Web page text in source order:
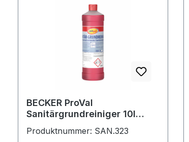
alle Objekte und Oberflächen in
mit frischem Duft
BECKER ProVal
Sanitärgrundreiniger 10l
Produktnummer: SAN.323